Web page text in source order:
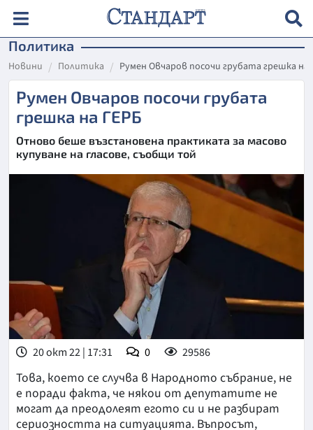
Политика
Новини Политика Румен Овчаров посочи грубата грешка на
Румен Овчаров посочи грубата
грешка на ГЕРБ
Отново беше възстановена практиката за масово
купуване на гласове, съобщи той
20 окт 22 | 17:31 0 29586
Това, което се случва в Народното събрание, не
е поради факта, че някои от депутатите не
могат да преодолеят егото си и не разбират
сериозността на ситуацията. Въпросът,